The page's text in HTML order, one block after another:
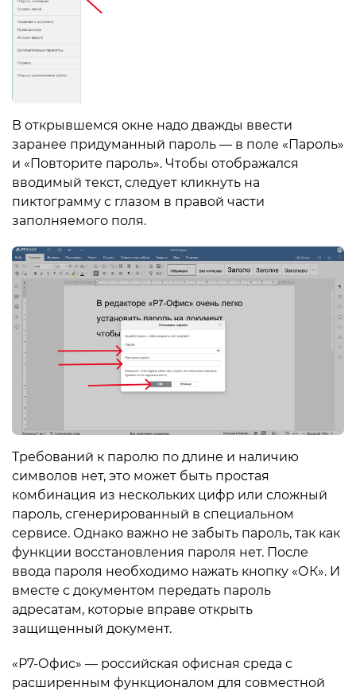
В открывшемся окне надо дважды ввести
заранее придуманный пароль — в поле «Пароль»
и «Повторите пароль». Чтобы отображался
вводимый текст, следует кликнуть на
пиктограмму с глазом в правой части
заполняемого поля.
Требований к паролю по длине и наличию
символов нет, это может быть простая
комбинация из нескольких цифр или сложный
пароль, сгенерированный в специальном
сервисе. Однако важно не забыть пароль, так как
функции восстановления пароля нет. После
ввода пароля необходимо нажать кнопку «ОК». И
вместе с документом передать пароль
адресатам, которые вправе открыть
защищенный документ.
«Р7-Офис» — российская офисная среда с
расширенным функционалом для совместной